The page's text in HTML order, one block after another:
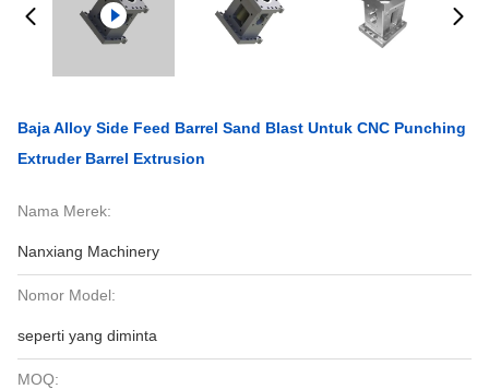
Baja Alloy Side Feed Barrel Sand Blast Untuk CNC Punching
Extruder Barrel Extrusion
Nama Merek:
Nanxiang Machinery
Nomor Model:
seperti yang diminta
MOQ: